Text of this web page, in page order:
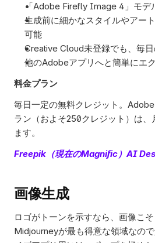
「Adobe Firefly Image 4」モデ
生成前に細かなスタイルやアー
可能
Creative Cloud未登録でも、毎
他のAdobeアプリへと簡単にエ
料金プラン
毎日一定の無料クレジット。
ラン（およそ250クレジット）は
ます。
Freepik（現在のMagnific）AI
画像生成
ロゴがトーンを示すなら、画像こそ
Midjourneyが最も得意な領域なの